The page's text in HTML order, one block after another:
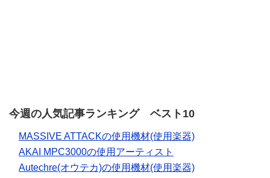
今週の人気記事ランキング ベスト10
MASSIVE ATTACKの使用機材(使用楽器)
AKAI MPC3000の使用アーティスト
Autechre(オウテカ)の使用機材(使用楽器)